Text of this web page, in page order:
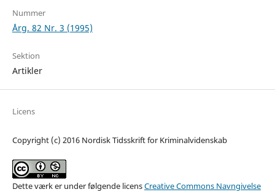
Nummer
Årg. 82 Nr. 3 (1995)
Sektion
Artikler
Licens
Copyright (c) 2016 Nordisk Tidsskrift for Kriminalvidenskab
Dette værk er under følgende licensCreative Commons Navngivelse